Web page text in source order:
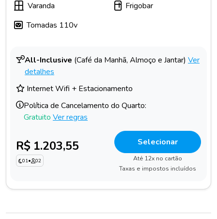
Varanda
Frigobar
Tomadas 110v
All-Inclusive (Café da Manhã, Almoço e Jantar) Ver
detalhes
Internet Wifi + Estacionamento
Política de Cancelamento do Quarto:
Gratuito Ver regras
R$ 1.203,55
01• 02
Selecionar
Até 12x no cartão
Taxas e impostos incluídos